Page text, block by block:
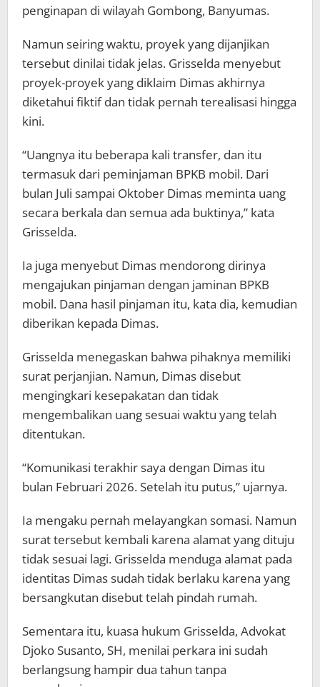
penginapan di wilayah Gombong, Banyumas.
Namun seiring waktu, proyek yang dijanjikan
tersebut dinilai tidak jelas. Grisselda menyebut
proyek-proyek yang diklaim Dimas akhirnya
diketahui fiktif dan tidak pernah terealisasi hingga
kini.
“Uangnya itu beberapa kali transfer, dan itu
termasuk dari peminjaman BPKB mobil. Dari
bulan Juli sampai Oktober Dimas meminta uang
secara berkala dan semua ada buktinya,” kata
Grisselda.
Ia juga menyebut Dimas mendorong dirinya
mengajukan pinjaman dengan jaminan BPKB
mobil. Dana hasil pinjaman itu, kata dia, kemudian
diberikan kepada Dimas.
Grisselda menegaskan bahwa pihaknya memiliki
surat perjanjian. Namun, Dimas disebut
mengingkari kesepakatan dan tidak
mengembalikan uang sesuai waktu yang telah
ditentukan.
“Komunikasi terakhir saya dengan Dimas itu
bulan Februari 2026. Setelah itu putus,” ujarnya.
Ia mengaku pernah melayangkan somasi. Namun
surat tersebut kembali karena alamat yang dituju
tidak sesuai lagi. Grisselda menduga alamat pada
identitas Dimas sudah tidak berlaku karena yang
bersangkutan disebut telah pindah rumah.
Sementara itu, kuasa hukum Grisselda, Advokat
Djoko Susanto, SH, menilai perkara ini sudah
berlangsung hampir dua tahun tanpa